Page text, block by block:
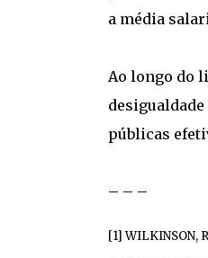
a média
Ao longo do
públicas
– – –
[1] WILKINSON,